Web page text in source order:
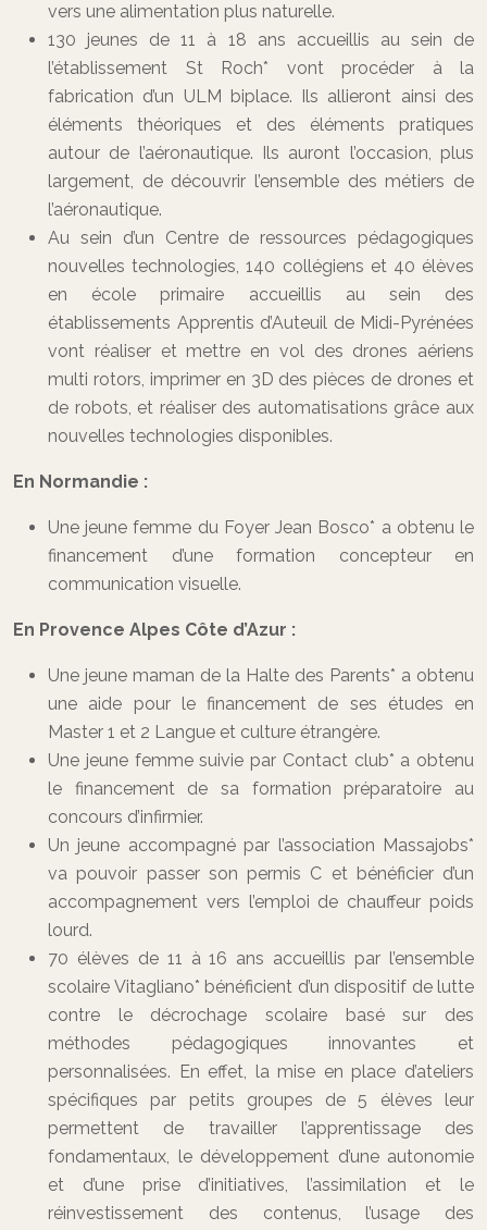
vers une alimentation plus naturelle.
130 jeunes de 11 à 18 ans accueillis au sein de
l’établissement St Roch* vont procéder à la
fabrication d’un ULM biplace. Ils allieront ainsi des
éléments théoriques et des éléments pratiques
autour de l’aéronautique. Ils auront l’occasion, plus
largement, de découvrir l’ensemble des métiers de
l’aéronautique.
Au sein d’un Centre de ressources pédagogiques
nouvelles technologies, 140 collégiens et 40 élèves
en école primaire accueillis au sein des
établissements Apprentis d’Auteuil de Midi-Pyrénées
vont réaliser et mettre en vol des drones aériens
multi rotors, imprimer en 3D des pièces de drones et
de robots, et réaliser des automatisations grâce aux
nouvelles technologies disponibles.
En Normandie :
Une jeune femme du Foyer Jean Bosco* a obtenu le
financement d’une formation concepteur en
communication visuelle.
En Provence Alpes Côte d’Azur :
Une jeune maman de la Halte des Parents* a obtenu
une aide pour le financement de ses études en
Master 1 et 2 Langue et culture étrangère.
Une jeune femme suivie par Contact club* a obtenu
le financement de sa formation préparatoire au
concours d’infirmier.
Un jeune accompagné par l’association Massajobs*
va pouvoir passer son permis C et bénéficier d’un
accompagnement vers l’emploi de chauffeur poids
lourd.
70 élèves de 11 à 16 ans accueillis par l’ensemble
scolaire Vitagliano* bénéficient d’un dispositif de lutte
contre le décrochage scolaire basé sur des
méthodes pédagogiques innovantes et
personnalisées. En effet, la mise en place d’ateliers
spécifiques par petits groupes de 5 élèves leur
permettent de travailler l’apprentissage des
fondamentaux, le développement d’une autonomie
et d’une prise d’initiatives, l’assimilation et le
réinvestissement des contenus, l’usage des